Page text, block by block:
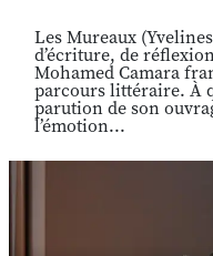
Les Mureaux
d’écriture, de
Mohamed Camara
parcours littéraire. À
parution de son
l’émotion...